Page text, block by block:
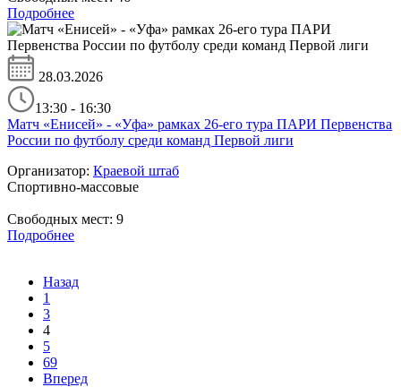
Подробнее
28.03.2026
13:30 - 16:30
Матч «Енисей» - «Уфа» рамках 26-его тура ПАРИ Первенства
России по футболу среди команд Первой лиги
Организатор: Краевой штаб
Спортивно-массовые
Свободных мест: 9
Подробнее
Назад
1
3
4
5
69
Вперед